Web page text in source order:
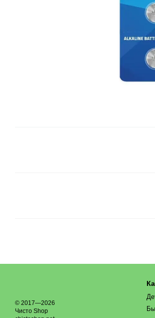
© 2017—2026
Чисто Shop